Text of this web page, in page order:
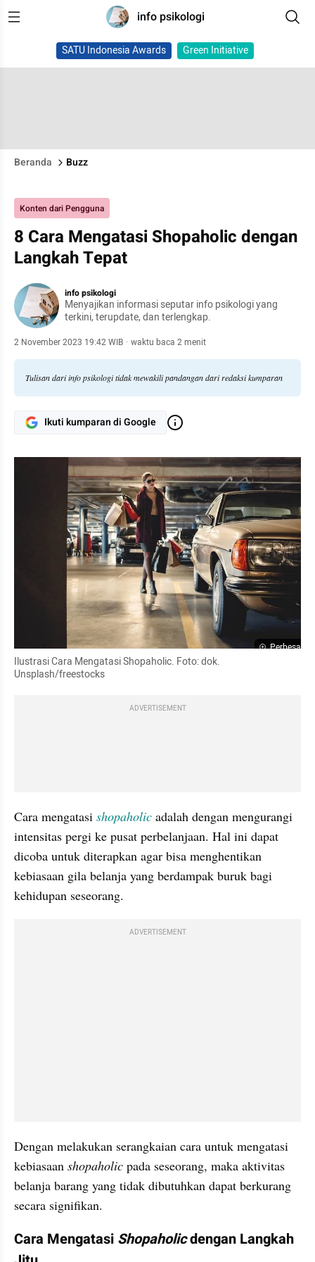
info psikologi
SATU Indonesia Awards Green Initiative
Beranda Buzz
Konten dari Pengguna
8 Cara Mengatasi Shopaholic dengan
Langkah Tepat
info psikologi
Menyajikan informasi seputar info psikologi yang
terkini, terupdate, dan terlengkap.
2 November 2023 19:42 WIB · waktu baca 2 menit
Tulisan dari info psikologi tidak mewakili pandangan dari redaksi kumparan
Ikuti kumparan di Google
Perbesar
Ilustrasi Cara Mengatasi Shopaholic. Foto: dok.
Unsplash/freestocks
ADVERTISEMENT
Cara mengatasi shopaholic adalah dengan mengurangi
intensitas pergi ke pusat perbelanjaan. Hal ini dapat
dicoba untuk diterapkan agar bisa menghentikan
kebiasaan gila belanja yang berdampak buruk bagi
kehidupan seseorang.
ADVERTISEMENT
Dengan melakukan serangkaian cara untuk mengatasi
kebiasaan shopaholic pada seseorang, maka aktivitas
belanja barang yang tidak dibutuhkan dapat berkurang
secara signifikan.
Cara Mengatasi Shopaholic dengan Langkah